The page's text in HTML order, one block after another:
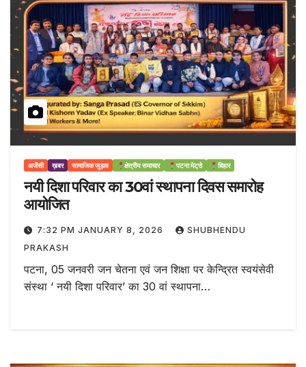
अजेंसी ख़बर सामाजिक जुड़ाव क्षेत्रीय समाचार पटना मेट्रो बिहार
नयी दिशा परिवार का 30वां स्थापना दिवस समारोह
आयोजित
7:32 PM JANUARY 8, 2026
SHUBHENDU
PRAKASH
पटना, 05 जनवरी जन चेतना एवं जन शिक्षा पर केन्द्रित स्वयंसेवी
संस्था ‘ नयी दिशा परिवार’ का 30 वां स्थापना…